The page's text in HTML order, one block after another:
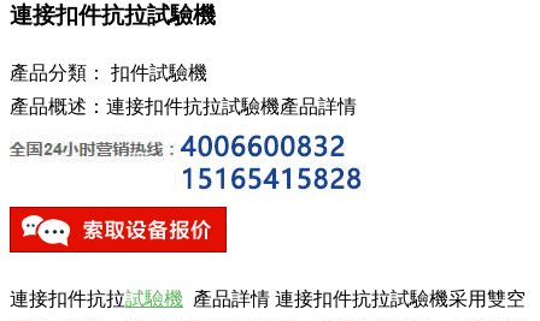
連接扣件抗拉試驗機
產品分類： 扣件試驗機
產品概述：連接扣件抗拉試驗機產品詳情
連接扣件抗拉試驗機 產品詳情 連接扣件抗拉試驗機采用雙空